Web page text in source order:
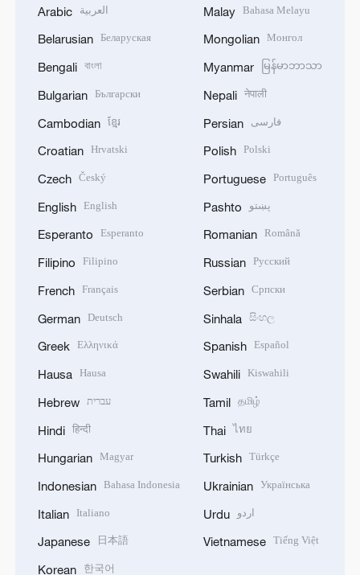
Arabic العربية
Belarusian Беларуская
Bengali বাংলা
Bulgarian Български
Cambodian ខ្មែរ
Croatian Hrvatski
Czech Český
English English
Esperanto Esperanto
Filipino Filipino
French Français
German Deutsch
Greek Ελληνικά
Hausa Hausa
Hebrew עברית
Hindi हिन्दी
Hungarian Magyar
Indonesian Bahasa Indonesia
Italian Italiano
Japanese 日本語
Korean 한국어
Malay Bahasa Melayu
Mongolian Монгол
Myanmar မြန်မာဘာသာ
Nepali नेपाली
Persian فارسی
Polish Polski
Portuguese Português
Pashto پښتو
Romanian Română
Russian Русский
Serbian Српски
Sinhala සිංහල
Spanish Español
Swahili Kiswahili
Tamil தமிழ்
Thai ไทย
Turkish Türkçe
Ukrainian Українська
Urdu اردو
Vietnamese Tiếng Việt